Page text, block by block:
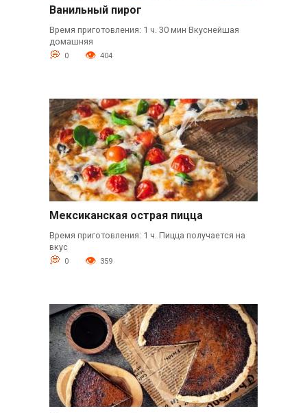
Ванильный пирог
Время приготовления: 1 ч. 30 мин Вкуснейшая
домашняя
0 404
Мексиканская острая пицца
Время приготовления: 1 ч. Пицца получается на
вкус
0 359